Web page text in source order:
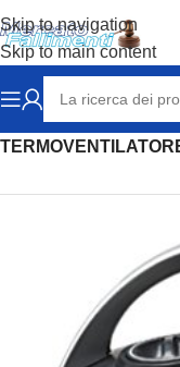
Skip to navigation
Skip to main content
Home